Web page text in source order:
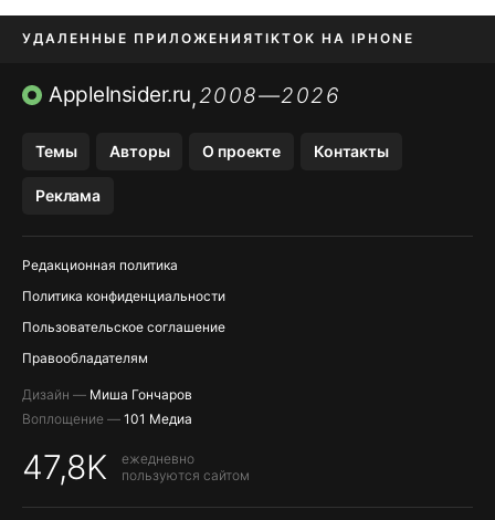
УДАЛЕННЫЕ ПРИЛОЖЕНИЯTIKTOK НА IPHONE
ПРИЛОЖЕНИЯ БЕЗ APP STORE
AppleInsider.ru,2008—2026
Темы Авторы О проекте Контакты
Реклама
Редакционная политика
Политика конфиденциальности
Пользовательское соглашение
Правообладателям
Дизайн — Миша Гончаров
Воплощение — 101 Медиа
47,8K
ежедневно
пользуются сайтом